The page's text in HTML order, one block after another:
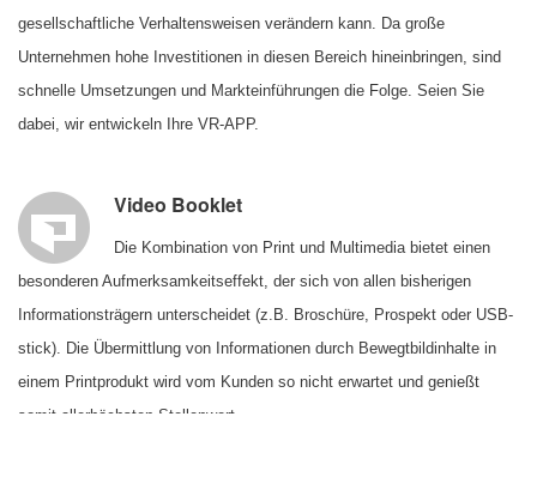
gesellschaftliche Verhaltensweisen verändern kann. Da große
Unternehmen hohe Investitionen in diesen Bereich hineinbringen, sind
schnelle Umsetzungen und Markteinführungen die Folge. Seien Sie
dabei, wir entwickeln Ihre VR-APP.
Video Booklet
Die Kombination von Print und Multimedia bietet einen
besonderen Aufmerksamkeitseffekt, der sich von allen bisherigen
Informationsträgern unterscheidet (z.B. Broschüre, Prospekt oder USB-
stick). Die Übermittlung von Informationen durch Bewegtbildinhalte in
einem Printprodukt wird vom Kunden so nicht erwartet und genießt
somit allerhöchsten Stellenwert.